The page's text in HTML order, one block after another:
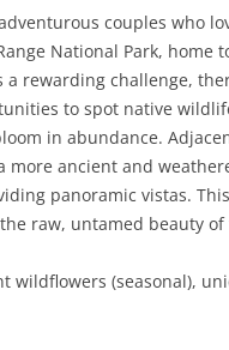
couples who
National Park, home
a rewarding challenge,
to spot native
in abundance.
more ancient and
panoramic vistas.
raw, untamed beauty of
wildflowers (seasonal),